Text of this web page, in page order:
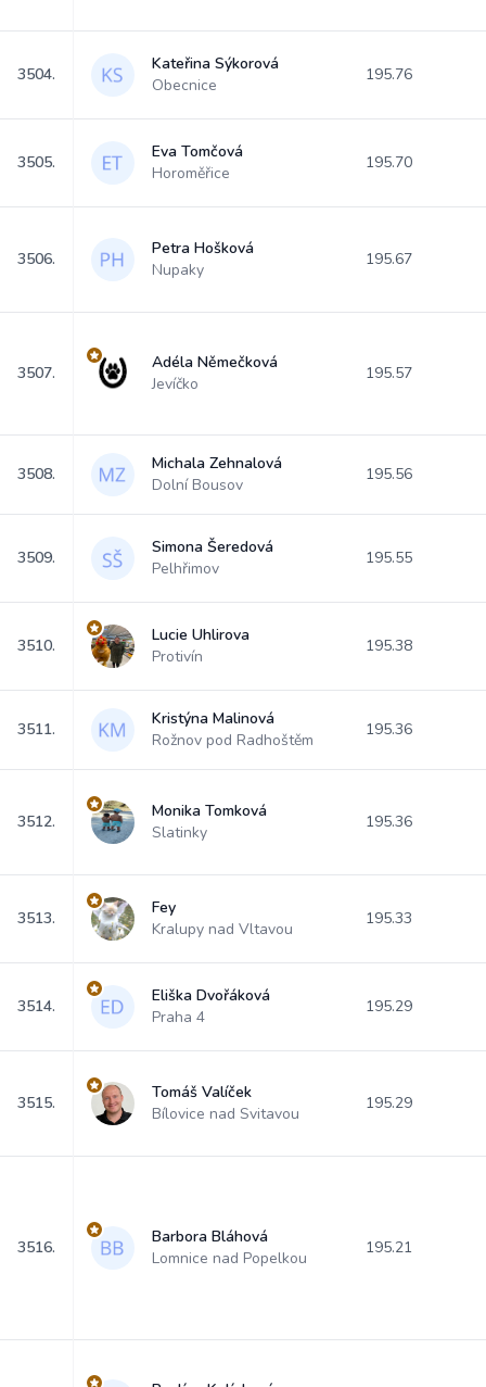
3504.
Kateřina Sýkorová
Obecnice
195.76
3505.
Eva Tomčová
Horoměřice
195.70
3506.
Petra Hošková
Nupaky
195.67
3507.
Adéla Němečková
Jevíčko
195.57
3508.
Michala Zehnalová
Dolní Bousov
195.56
3509.
Simona Šeredová
Pelhřimov
195.55
3510.
Lucie Uhlirova
Protivín
195.38
3511.
Kristýna Malinová
Rožnov pod Radhoštěm
195.36
3512.
Monika Tomková
Slatinky
195.36
3513.
Fey
Kralupy nad Vltavou
195.33
3514.
Eliška Dvořáková
Praha 4
195.29
3515.
Tomáš Valíček
Bílovice nad Svitavou
195.29
3516.
Barbora Bláhová
Lomnice nad Popelkou
195.21